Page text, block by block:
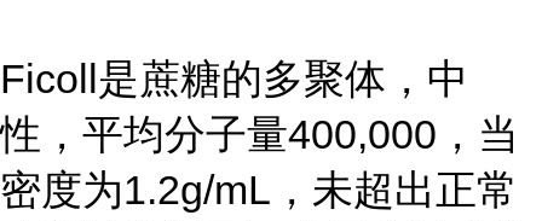
Ficoll是蔗糖的多聚体，中
性，平均分子量400,000，当
密度为1.2g/mL，未超出正常